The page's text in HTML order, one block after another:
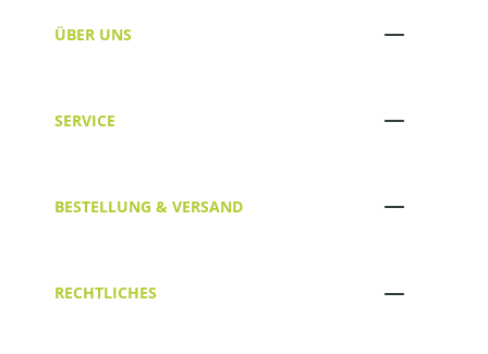
ÜBER UNS
SERVICE
BESTELLUNG & VERSAND
RECHTLICHES